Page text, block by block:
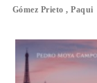
Gómez Prieto , Paqui